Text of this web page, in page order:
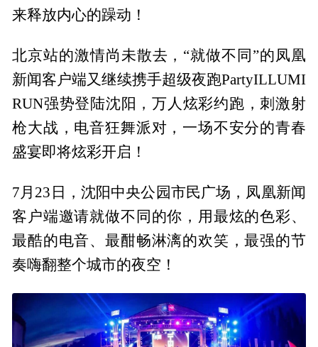
来释放内心的躁动！
北京站的激情尚未散去，“就做不同”的凤凰
新闻客户端又继续携手超级夜跑PartyILLUMI
RUN强势登陆沈阳，万人炫彩约跑，刺激射
枪大战，电音狂舞派对，一场不安分的青春
盛宴即将炫彩开启！
7月23日，沈阳中央公园市民广场，凤凰新闻
客户端邀请就做不同的你，用最炫的色彩、
最酷的电音、最酣畅淋漓的欢笑，最强的节
奏嗨翻整个城市的夜空！